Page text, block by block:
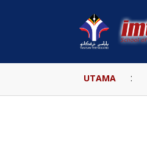
UTAMA :